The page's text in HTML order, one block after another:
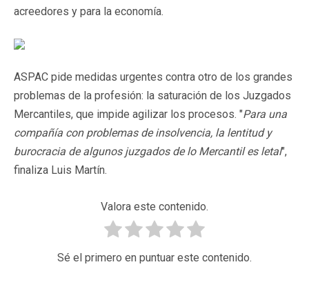
acreedores y para la economía.
ASPAC pide medidas urgentes contra otro de los grandes
problemas de la profesión: la saturación de los Juzgados
Mercantiles, que impide agilizar los procesos. "Para una
compañía con problemas de insolvencia, la lentitud y
burocracia de algunos juzgados de lo Mercantil es letal",
finaliza Luis Martín.
Valora este contenido.
Sé el primero en puntuar este contenido.